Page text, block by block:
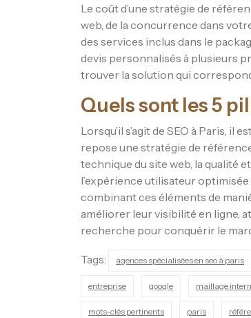
Le coût d’une stratégie de
web, de la concurrence dans
des services inclus dans le
devis personnalisés à plusieurs
trouver la solution qui
Quels sont les 5
Lorsqu’il s’agit de SEO à Paris,
repose une stratégie de
technique du site web, la qualité
l’expérience utilisateur
combinant ces éléments de
améliorer leur visibilité en ligne,
recherche pour conquérir le
Tags: agences spécialisées en seo à paris
entreprise google maillage
mots-clés pertinents paris